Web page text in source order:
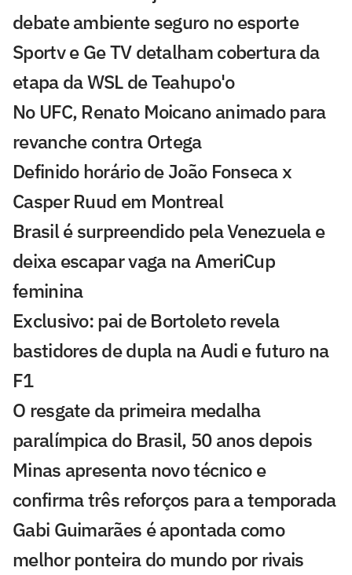
debate ambiente seguro no esporte
Sportv e Ge TV detalham cobertura da
etapa da WSL de Teahupo'o
No UFC, Renato Moicano animado para
revanche contra Ortega
Definido horário de João Fonseca x
Casper Ruud em Montreal
Brasil é surpreendido pela Venezuela e
deixa escapar vaga na AmeriCup
feminina
Exclusivo: pai de Bortoleto revela
bastidores de dupla na Audi e futuro na
F1
O resgate da primeira medalha
paralímpica do Brasil, 50 anos depois
Minas apresenta novo técnico e
confirma três reforços para a temporada
Gabi Guimarães é apontada como
melhor ponteira do mundo por rivais